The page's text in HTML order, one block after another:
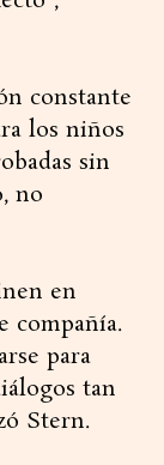
constante
los niños
sin
no
en
compañía.
para
tan
Stern.